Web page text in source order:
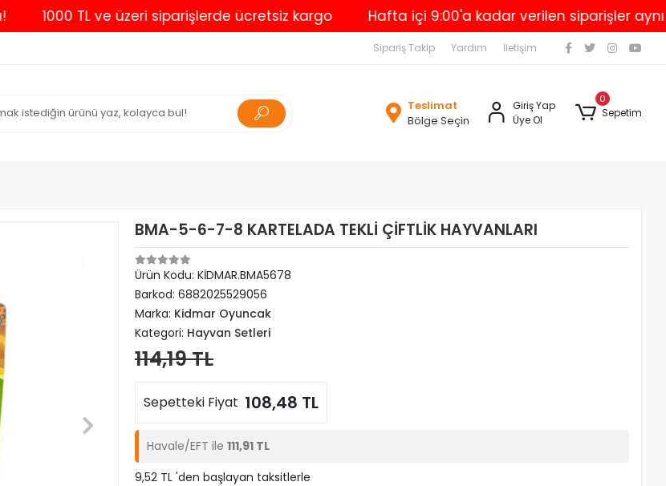
1000 TL ve üzeri siparişlerde ücretsiz kargo Hafta içi 9:00'a kadar verilen siparişler aynı gün
Sipariş Takip Yardım İletişim
Teslimat
Bölge Seçin
Giriş Yap
Üye Ol
0
Sepetim
BMA-5-6-7-8 KARTELADA TEKLİ ÇİFTLİK HAYVANLARI
Ürün Kodu: KİDMAR.BMA5678
Barkod: 6882025529056
Marka: Kidmar Oyuncak
Kategori: Hayvan Setleri
114,19 TL
Sepetteki Fiyat 108,48 TL
Havale/EFT ile 111,91 TL
9,52 TL 'den başlayan taksitlerle